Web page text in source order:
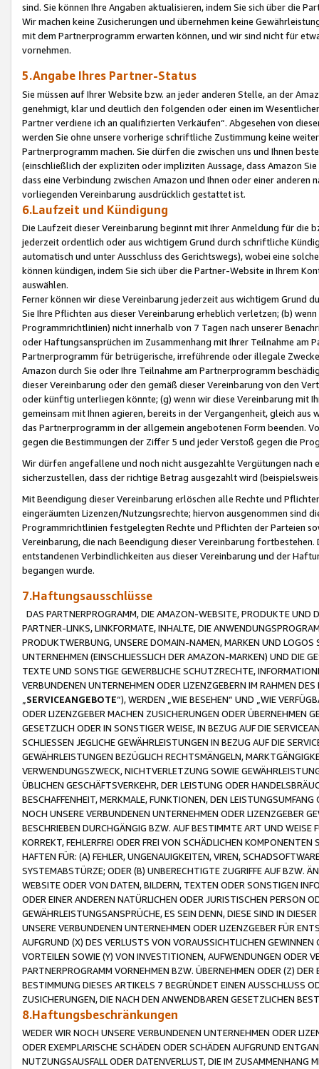
sind. Sie können Ihre Angaben aktualisieren, indem Sie sich über die
Wir machen keine Zusicherungen und übernehmen keine
mit dem Partnerprogramm erwarten können, und wir sind nicht für
vornehmen.
5.Angabe Ihres Partner-Status
Sie müssen auf Ihrer Website bzw. an jeder anderen Stelle, an der
genehmigt, klar und deutlich den folgenden oder einen im
Partner verdiene ich an qualifizierten Verkäufen“. Abgesehen von
werden Sie ohne unsere vorherige schriftliche Zustimmung keine
Partnerprogramm machen. Sie dürfen die zwischen uns und Ihnen
(einschließlich der expliziten oder impliziten Aussage, dass Amazon
dass eine Verbindung zwischen Amazon und Ihnen oder einer
vorliegenden Vereinbarung ausdrücklich gestattet ist.
6.Laufzeit und Kündigung
Die Laufzeit dieser Vereinbarung beginnt mit Ihrer Anmeldung für die
jederzeit ordentlich oder aus wichtigem Grund durch schriftliche
automatisch und unter Ausschluss des Gerichtswegs), wobei eine
können kündigen, indem Sie sich über die Partner-Website in Ihrem
auswählen.
Ferner können wir diese Vereinbarung jederzeit aus wichtigem Grund
Sie Ihre Pflichten aus dieser Vereinbarung erheblich verletzen; (b)
Programmrichtlinien) nicht innerhalb von 7 Tagen nach unserer
oder Haftungsansprüchen im Zusammenhang mit Ihrer Teilnahme am
Partnerprogramm für betrügerische, irreführende oder illegale
Amazon durch Sie oder Ihre Teilnahme am Partnerprogramm
dieser Vereinbarung oder den gemäß dieser Vereinbarung von den
oder künftig unterliegen könnte; (g) wenn wir diese Vereinbarung mit
gemeinsam mit Ihnen agieren, bereits in der Vergangenheit, gleich
das Partnerprogramm in der allgemein angebotenen Form beenden.
gegen die Bestimmungen der Ziffer 5 und jeder Verstoß gegen die
Wir dürfen angefallene und noch nicht ausgezahlte Vergütungen
sicherzustellen, dass der richtige Betrag ausgezahlt wird
Mit Beendigung dieser Vereinbarung erlöschen alle Rechte und
eingeräumten Lizenzen/Nutzungsrechte; hiervon ausgenommen sind
Programmrichtlinien festgelegten Rechte und Pflichten der Parteien
Vereinbarung, die nach Beendigung dieser Vereinbarung
entstandenen Verbindlichkeiten aus dieser Vereinbarung und der
begangen wurde.
7.Haftungsausschlüsse
DAS PARTNERPROGRAMM, DIE AMAZON-WEBSITE, PRODUKTE UND
PARTNER-LINKS, LINKFORMATE, INHALTE, DIE
PRODUKTWERBUNG, UNSERE DOMAIN-NAMEN, MARKEN UND
UNTERNEHMEN (EINSCHLIESSLICH DER AMAZON-MARKEN) UND DIE
TEXTE UND SONSTIGE GEWERBLICHE SCHUTZRECHTE,
VERBUNDENEN UNTERNEHMEN ODER LIZENZGEBERN IM RAHMEN
SERVICEANGEBOTE“), WERDEN „WIE BESEHEN“ UND „WIE
ODER LIZENZGEBER MACHEN ZUSICHERUNGEN ODER ÜBERNEHMEN
GESETZLICH ODER IN SONSTIGER WEISE, IN BEZUG AUF DIE
SCHLIESSEN JEGLICHE GEWÄHRLEISTUNGEN IN BEZUG AUF DIE
GEWÄHRLEISTUNGEN BEZÜGLICH RECHTSMÄNGELN,
VERWENDUNGSZWECK, NICHTVERLETZUNG SOWIE
ÜBLICHEN GESCHÄFTSVERKEHR, DER LEISTUNG ODER
BESCHAFFENHEIT, MERKMALE, FUNKTIONEN, DEN
NOCH UNSERE VERBUNDENEN UNTERNEHMEN ODER LIZENZGEBER
BESCHRIEBEN DURCHGÄNGIG BZW. AUF BESTIMMTE ART UND
KORREKT, FEHLERFREI ODER FREI VON SCHÄDLICHEN
HAFTEN FÜR: (A) FEHLER, UNGENAUIGKEITEN, VIREN,
SYSTEMABSTÜRZE; ODER (B) UNBERECHTIGTE ZUGRIFFE AUF BZW.
WEBSITE ODER VON DATEN, BILDERN, TEXTEN ODER SONSTIGEN
ODER EINER ANDEREN NATÜRLICHEN ODER JURISTISCHEN PERSON
GEWÄHRLEISTUNGSANSPRÜCHE, ES SEIN DENN, DIESE SIND IN
UNSERE VERBUNDENEN UNTERNEHMEN ODER LIZENZGEBER FÜR
AUFGRUND (X) DES VERLUSTS VON VORAUSSICHTLICHEN
VORTEILEN SOWIE (Y) VON INVESTITIONEN, AUFWENDUNGEN ODER
PARTNERPROGRAMM VORNEHMEN BZW. ÜBERNEHMEN ODER (Z)
BESTIMMUNG DIESES ARTIKELS 7 BEGRÜNDET EINEN AUSSCHLUSS
ZUSICHERUNGEN, DIE NACH DEN ANWENDBAREN GESETZLICHEN
8.Haftungsbeschränkungen
WEDER WIR NOCH UNSERE VERBUNDENEN UNTERNEHMEN ODER
ODER EXEMPLARISCHE SCHÄDEN ODER SCHÄDEN AUFGRUND
NUTZUNGSAUSFALL ODER DATENVERLUST, DIE IM ZUSAMMENHANG